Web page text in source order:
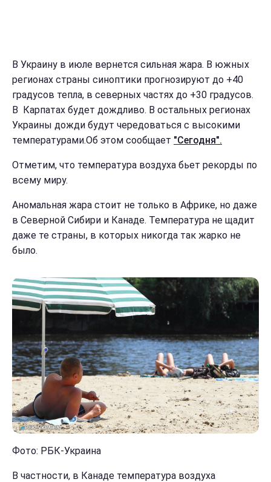
В Украину в июле вернется сильная жара. В южных
регионах страны синоптики прогнозируют до +40
градусов тепла, в северных частях до +30 градусов.
В Карпатах будет дождливо. В остальных регионах
Украины дожди будут чередоваться с высокими
температурами.Об этом сообщает "Сегодня".
Отметим, что температура воздуха бьет рекорды по
всему миру.
Аномальная жара стоит не только в Африке, но даже
в Северной Сибири и Канаде. Температура не щадит
даже те страны, в которых никогда так жарко не
было.
Фото: РБК-Украина
В частности, в Канаде температура воздуха